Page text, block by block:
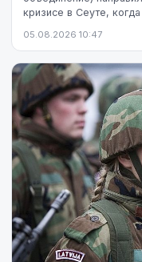
кризисе в Сеуте,
чувствительно.
05.08.2026 10:47